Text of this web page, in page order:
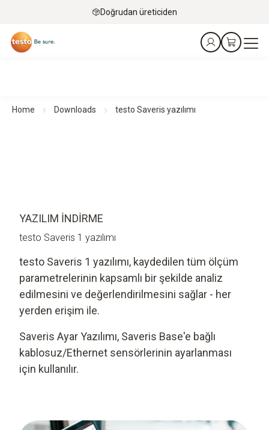
Doğrudan üreticiden
Home Downloads testo Saveris yazılımı
YAZILIM İNDIRME
testo Saveris 1 yazılımı
testo Saveris 1 yazılımı, kaydedilen tüm ölçüm
parametrelerinin kapsamlı bir şekilde analiz
edilmesini ve değerlendirilmesini sağlar - her
yerden erişim ile.
Saveris Ayar Yazılımı, Saveris Base'e bağlı
kablosuz/Ethernet sensörlerinin ayarlanması
için kullanılır.